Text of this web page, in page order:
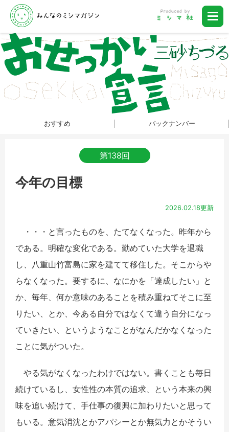
おすすめ バックナンバー
第138回
今年の目標
2026.02.18更新
・・・と言ったものを、たてなくなった。昨年から
である。明確な変化である。勤めていた大学を退職
し、八重山竹富島に家を建てて移住した。そこからや
らなくなった。要するに、なにかを「達成したい」と
か、毎年、何か意味のあることを積み重ねてそこに至
りたい、とか、今ある自分ではなくて違う自分になっ
ていきたい、というようなことがなんだかなくなった
ことに気がついた。
やる気がなくなったわけではない。書くことも毎日
続けているし、女性性の本質の追求、という本来の興
味を追い続けて、手仕事の復興に加わりたいと思って
もいる。意気消沈とかアパシーとか無気力とかそうい